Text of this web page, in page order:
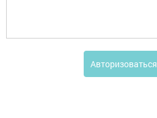
Авторизоваться